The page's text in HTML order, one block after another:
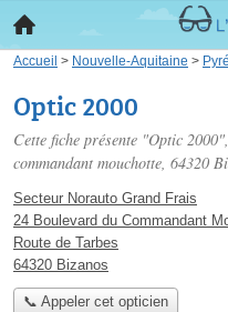
Accueil > Nouvelle-Aquitaine >
Optic 2000
Cette fiche présente "Optic
commandant mouchotte, 64320
Secteur Norauto Grand Frais
24 Boulevard du Commandant
Route de Tarbes
64320 Bizanos
📞 Appeler cet opticien